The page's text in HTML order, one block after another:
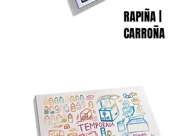
RAPIÑA |
CARROÑA